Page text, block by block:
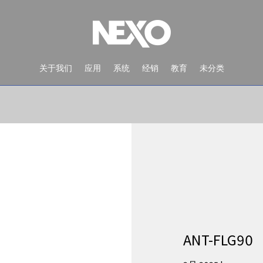
关于我们 应用 系统 经销 教育 未分类
NEWS AND EVENTS
ANT-FLG90